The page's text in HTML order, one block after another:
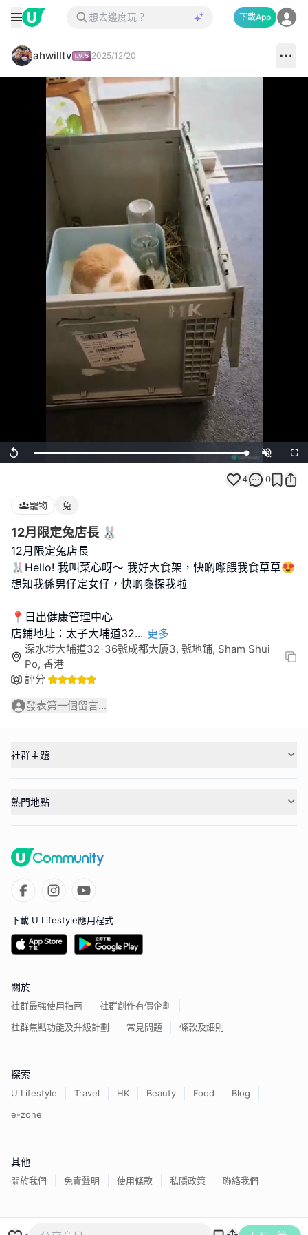
下載App
ahwilltv 2025/12/20
Replay Loaded:
100.00%
Unmute
4 0
寵物 兔
12月限定兔店長 🐰
12月限定兔店長
🐰Hello! 我叫菜心呀～ 我好大食架，快啲嚟餵我食草草😍
想知我係男仔定女仔，快啲嚟探我啦
📍日出健康管理中心
店鋪地址：太子大埔道32... 更多
深水埗大埔道32-36號成都大廈3, 號地鋪, Sham Shui
Po, 香港
評分
發表第一個留言...
社群主題
熱門地點
下載 U Lifestyle應用程式
關於
社群最強使用指南
社群創作有價企劃
社群焦點功能及升級計劃
常見問題 條款及細則
探索
U Lifestyle Travel HK Beauty Food
Blog
e-zone
其他
關於我們 免責聲明 使用條款 私隱政策 聯絡我們